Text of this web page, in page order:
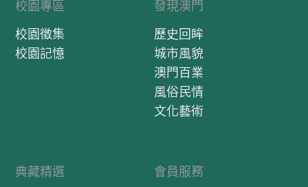
校園專區
校園徵集
校園記憶
發現澳門
歷史回眸
城市風貌
澳門百業
風俗民情
文化藝術
典藏精選 會員服務